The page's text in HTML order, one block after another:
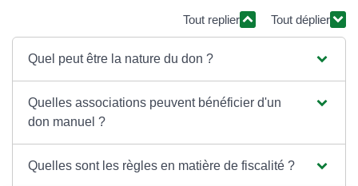
Tout replier Tout déplier
Quel peut être la nature du don ?
Quelles associations peuvent bénéficier d'un
don manuel ?
Quelles sont les règles en matière de fiscalité ?